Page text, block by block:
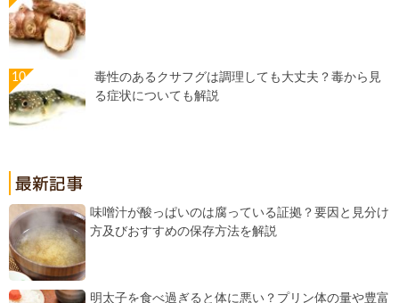
毒性のあるクサフグは調理しても大丈夫？毒から見
る症状についても解説
味噌汁が酸っぱいのは腐っている証拠？要因と見分け
方及びおすすめの保存方法を解説
明太子を食べ過ぎると体に悪い？プリン体の量や豊富